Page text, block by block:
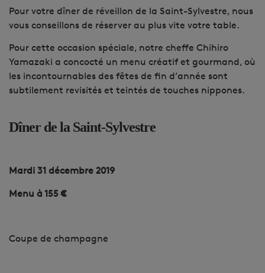
Pour votre dîner de réveillon de la Saint-Sylvestre, nous
vous conseillons de réserver au plus vite votre table.
Pour cette occasion spéciale, notre cheffe Chihiro
Yamazaki a concocté un menu créatif et gourmand, où
les incontournables des fêtes de fin d’année sont
subtilement revisités et teintés de touches nippones.
Dîner de la Saint-Sylvestre
Mardi 31 décembre 2019
Menu à 155 €
Coupe de champagne